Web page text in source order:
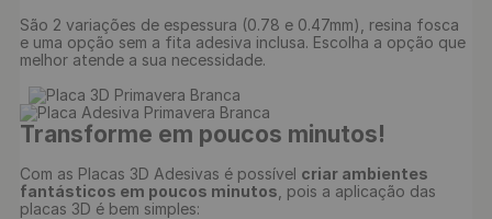
São 2 variações de espessura (0.78 e 0.47mm), resina fosca
e uma opção sem a fita adesiva inclusa. Escolha a opção que
melhor atende a sua necessidade.
Transforme em poucos minutos!
Com as Placas 3D Adesivas é possível criar ambientes
fantásticos em poucos minutos , pois a aplicação das
placas 3D é bem simples: